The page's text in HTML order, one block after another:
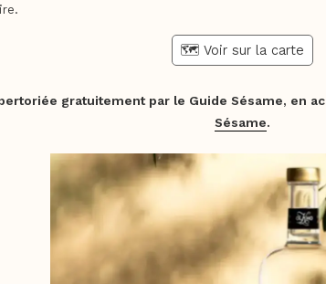
🗺️ Voir sur la carte
gratuitement par le Guide Sésame, en
Sésame.